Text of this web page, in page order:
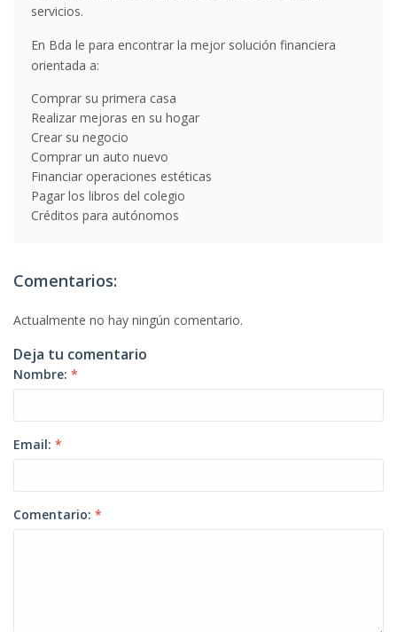
servicios.
En Bda le para encontrar la mejor solución financiera
orientada a:
Comprar su primera casa
Realizar mejoras en su hogar
Crear su negocio
Comprar un auto nuevo
Financiar operaciones estéticas
Pagar los libros del colegio
Créditos para autónomos
Comentarios:
Actualmente no hay ningún comentario.
Deja tu comentario
Nombre: *
Email: *
Comentario: *